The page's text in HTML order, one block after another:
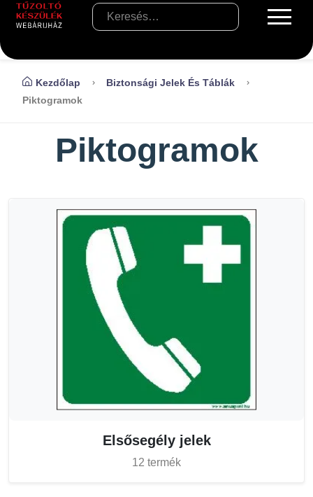
Kezdőlap
Biztonsági Jelek És Táblák
Piktogramok
Piktogramok
Elsősegély jelek
12 termék